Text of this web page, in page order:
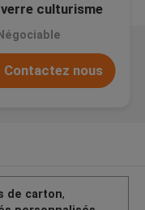
culturisme
flacons de 10
Contactez nous
de carton,